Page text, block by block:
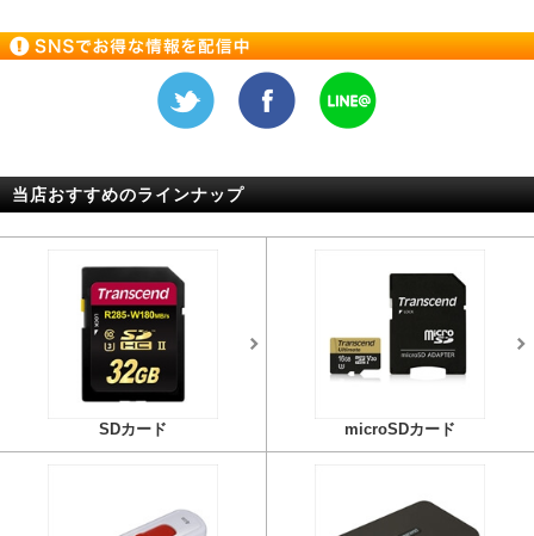
当店おすすめのラインナップ
SDカード microSDカード